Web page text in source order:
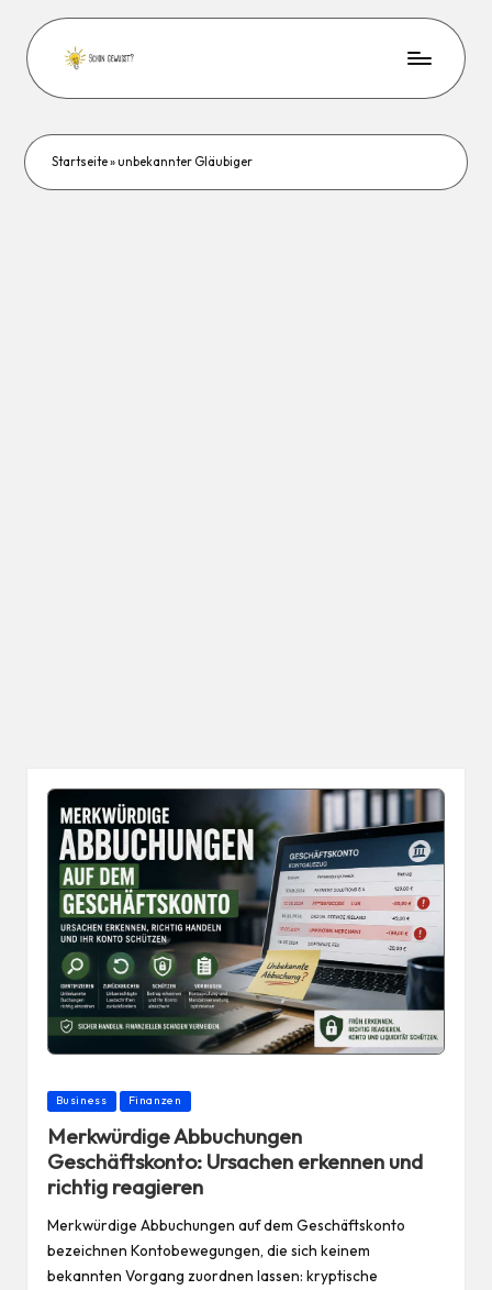
Startseite»unbekannter Gläubiger
Posted
Business Finanzen
Merkwürdige Abbuchungen
Geschäftskonto: Ursachen erkennen und
richtig reagieren
Merkwürdige Abbuchungen auf dem Geschäftskonto
bezeichnen Kontobewegungen, die sich keinem
bekannten Vorgang zuordnen lassen: kryptische